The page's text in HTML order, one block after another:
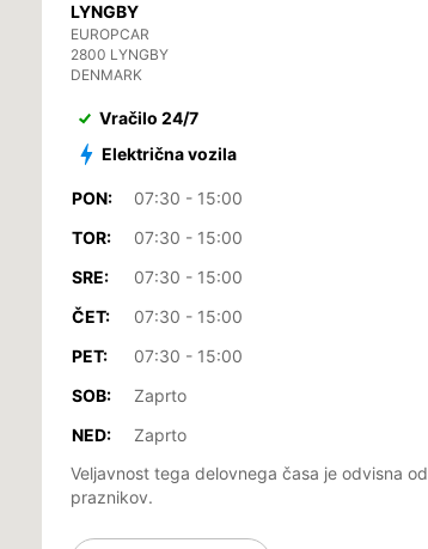
LYNGBY
EUROPCAR
2800 LYNGBY
DENMARK
Vračilo 24/7
Električna vozila
PON:
07:30 - 15:00
TOR:
07:30 - 15:00
SRE:
07:30 - 15:00
ČET:
07:30 - 15:00
PET:
07:30 - 15:00
SOB:
Zaprto
NED:
Zaprto
Veljavnost tega delovnega časa je odvisna od
praznikov.